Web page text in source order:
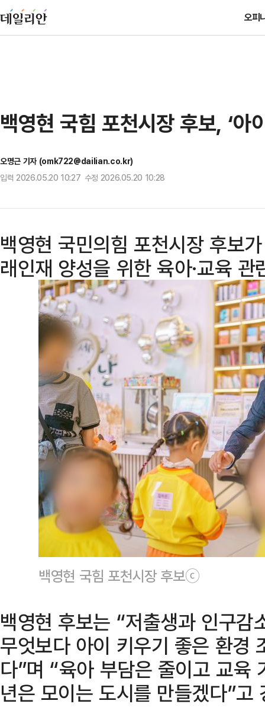
오피
백영현 국힘 포천시장 후보, ‘아
오명근 기자 (omk722@dailian.co.kr)
입력 2026.05.20 10:27 수정 2026.05.20 10:28
백영현 국민의힘 포천시장 후보
래인재 양성을 위한 육아·교육
백영현 국힘 포천시장 후보ⓒ
백영현 후보는 “저출생과 인구
무엇보다 아이 키우기 좋은 환경
다”며 “육아 부담은 줄이고 교육
년은 모이는 도시를 만들겠다”고